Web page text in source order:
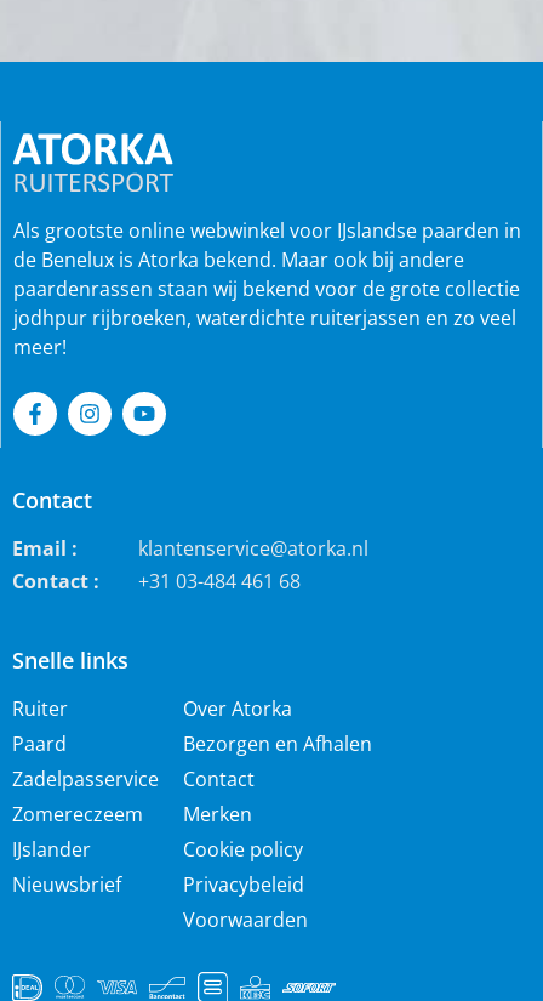
Snelle links
Ruiter
Paard
Zadelpasservice
Zomereczeem
IJslander
Nieuwsbrief
Over Atorka
Bezorgen en Afhalen
Contact
Merken
Cookie policy
Privacybeleid
Voorwaarden
Als grootste online webwinkel voor IJslandse paarden in
de Benelux is Atorka bekend. Maar ook bij andere
paardenrassen staan wij bekend voor de grote collectie
jodhpur rijbroeken, waterdichte ruiterjassen en zo veel
meer!
Contact
Email :
klantenservice@atorka.nl
Contact :
+31 03-484 461 68